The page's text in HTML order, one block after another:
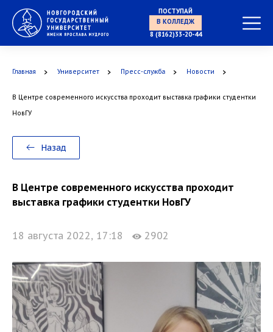
ПОСТУПАЙ
В КОЛЛЕДЖ
НА СПЕЦИАЛИТЕТ
8 (8162)33-20-44
Главная Университет Пресс-служба Новости
В Центре современного искусства проходит выставка графики студентки
НовГУ
Назад
В Центре современного искусства проходит
выставка графики студентки НовГУ
18 августа 2022, 17:18 2902